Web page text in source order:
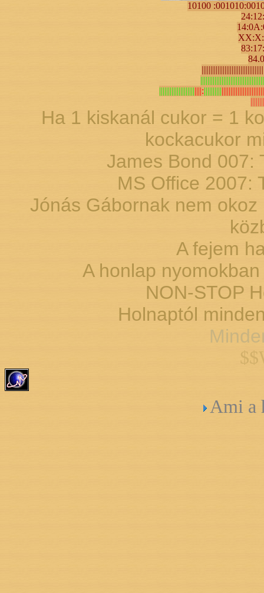
10100
||||||||||||||||||||||||:||||||||||
Ha 1 kiskanál cukor = 1
kockacukor
James Bond 007:
MS Office 2007:
Jónás Gábornak nem
A fejem
A honlap
NON-STOP
Holnaptól
Ami a